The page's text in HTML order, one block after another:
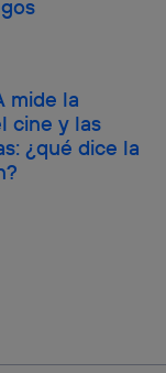
mide la
cine y las
¿qué dice la